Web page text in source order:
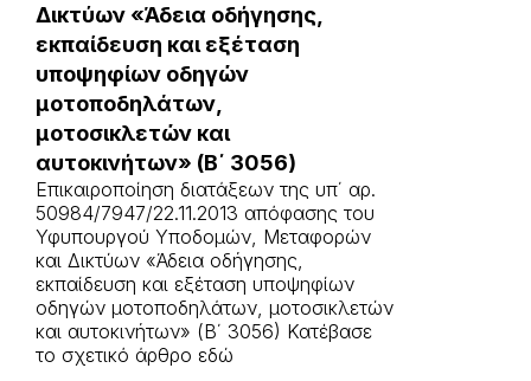
Δικτύων «Άδεια οδήγησης,
εκπαίδευση και εξέταση
υποψηφίων οδηγών
μοτοποδηλάτων,
μοτοσικλετών και
αυτοκινήτων» (Β΄ 3056)
Επικαιροποίηση διατάξεων της υπ΄ αρ.
50984/7947/22.11.2013 απόφασης του
Υφυπουργού Υποδομών, Μεταφορών
και Δικτύων «Άδεια οδήγησης,
εκπαίδευση και εξέταση υποψηφίων
οδηγών μοτοποδηλάτων, μοτοσικλετών
και αυτοκινήτων» (Β΄ 3056) Κατέβασε
το σχετικό άρθρο εδώ